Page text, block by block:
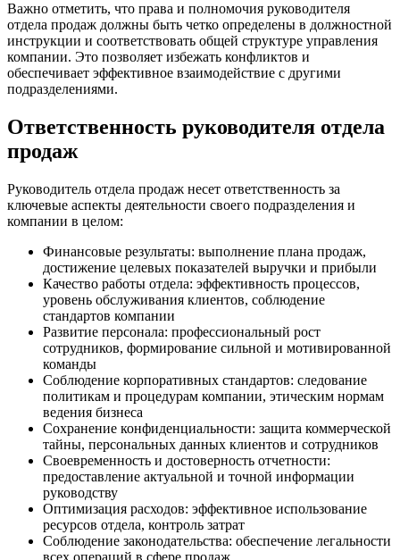
Важно отметить, что права и полномочия руководителя
отдела продаж должны быть четко определены в должностной
инструкции и соответствовать общей структуре управления
компании. Это позволяет избежать конфликтов и
обеспечивает эффективное взаимодействие с другими
подразделениями.
Ответственность руководителя отдела
продаж
Руководитель отдела продаж несет ответственность за
ключевые аспекты деятельности своего подразделения и
компании в целом:
Финансовые результаты: выполнение плана продаж,
достижение целевых показателей выручки и прибыли
Качество работы отдела: эффективность процессов,
уровень обслуживания клиентов, соблюдение
стандартов компании
Развитие персонала: профессиональный рост
сотрудников, формирование сильной и мотивированной
команды
Соблюдение корпоративных стандартов: следование
политикам и процедурам компании, этическим нормам
ведения бизнеса
Сохранение конфиденциальности: защита коммерческой
тайны, персональных данных клиентов и сотрудников
Своевременность и достоверность отчетности:
предоставление актуальной и точной информации
руководству
Оптимизация расходов: эффективное использование
ресурсов отдела, контроль затрат
Соблюдение законодательства: обеспечение легальности
всех операций в сфере продаж